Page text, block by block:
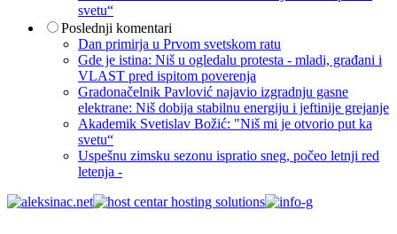
svetu“
Poslednji komentari
Dan primirja u Prvom svetskom ratu
Gde je istina: Niš u ogledalu protesta - mladi, građani i
VLAST pred ispitom poverenja
Gradonačelnik Pavlović najavio izgradnju gasne
elektrane: Niš dobija stabilnu energiju i jeftinije grejanje
Akademik Svetislav Božić: "Niš mi je otvorio put ka
svetu“
Uspešnu zimsku sezonu ispratio sneg, počeo letnji red
letenja -